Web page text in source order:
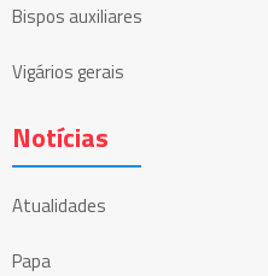
Bispos auxiliares
Vigários gerais
Notícias
Atualidades
Papa